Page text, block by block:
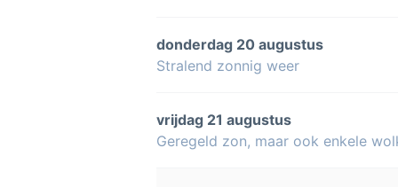
donderdag 20 augustus
Stralend zonnig weer
vrijdag 21 augustus
Geregeld zon, maar ook enkele